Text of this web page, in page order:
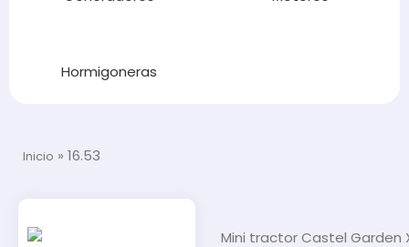
Hormigoneras
Inicio » 16.53